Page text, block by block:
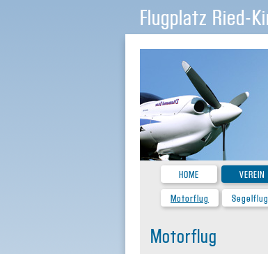
Flugplatz Ried-
HOME VEREIN
Motorflug
Segelflug
Motorflug